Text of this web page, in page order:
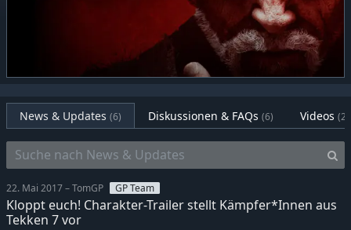
News & Updates (6) Diskussionen & FAQs (6) Videos (2)
22. Mai 2017 – TomGP GP Team
Kloppt euch! Charakter-Trailer stellt Kämpfer*Innen aus
Tekken 7 vor